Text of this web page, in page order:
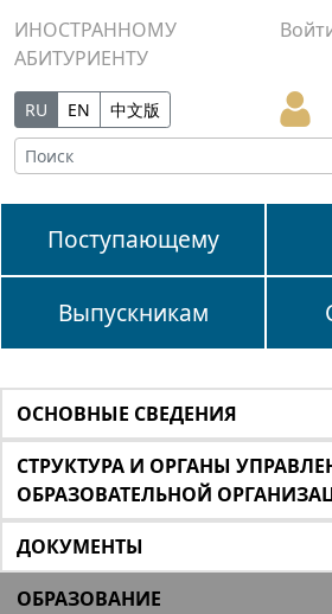
ИНОСТРАННОМУ
АБИТУРИЕНТУ
RU EN 中文版
Поступающему
Выпускникам
ОСНОВНЫЕ СВЕДЕНИЯ
СТРУКТУРА И ОРГАНЫ
ОБРАЗОВАТЕЛЬНОЙ
ДОКУМЕНТЫ
ОБРАЗОВАНИЕ